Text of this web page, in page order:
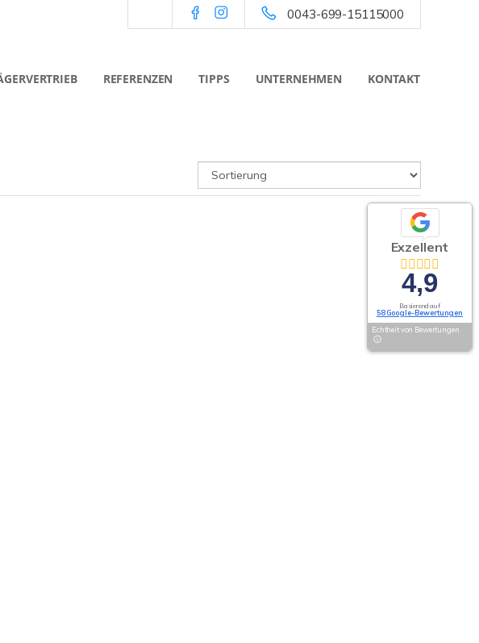
0043-699-15115000
REFERENZEN TIPPS UNTERNEHMEN KONTAKT
Exzellent
4,9
Basierend auf
58 Google-Bewertungen
Echtheit von Bewertungen